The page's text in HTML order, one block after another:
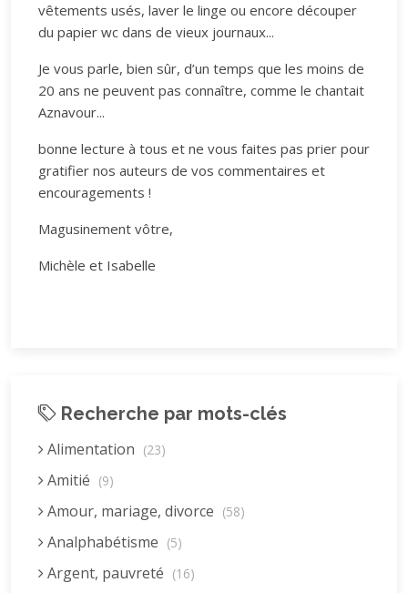
vêtements usés, laver le linge ou encore découper
du papier wc dans de vieux journaux...
Je vous parle, bien sûr, d’un temps que les moins de
20 ans ne peuvent pas connaître, comme le chantait
Aznavour...
bonne lecture à tous et ne vous faites pas prier pour
gratifier nos auteurs de vos commentaires et
encouragements !
Magusinement vôtre,
Michèle et Isabelle
Recherche par mots-clés
Alimentation (23)
Amitié (9)
Amour, mariage, divorce (58)
Analphabétisme (5)
Argent, pauvreté (16)